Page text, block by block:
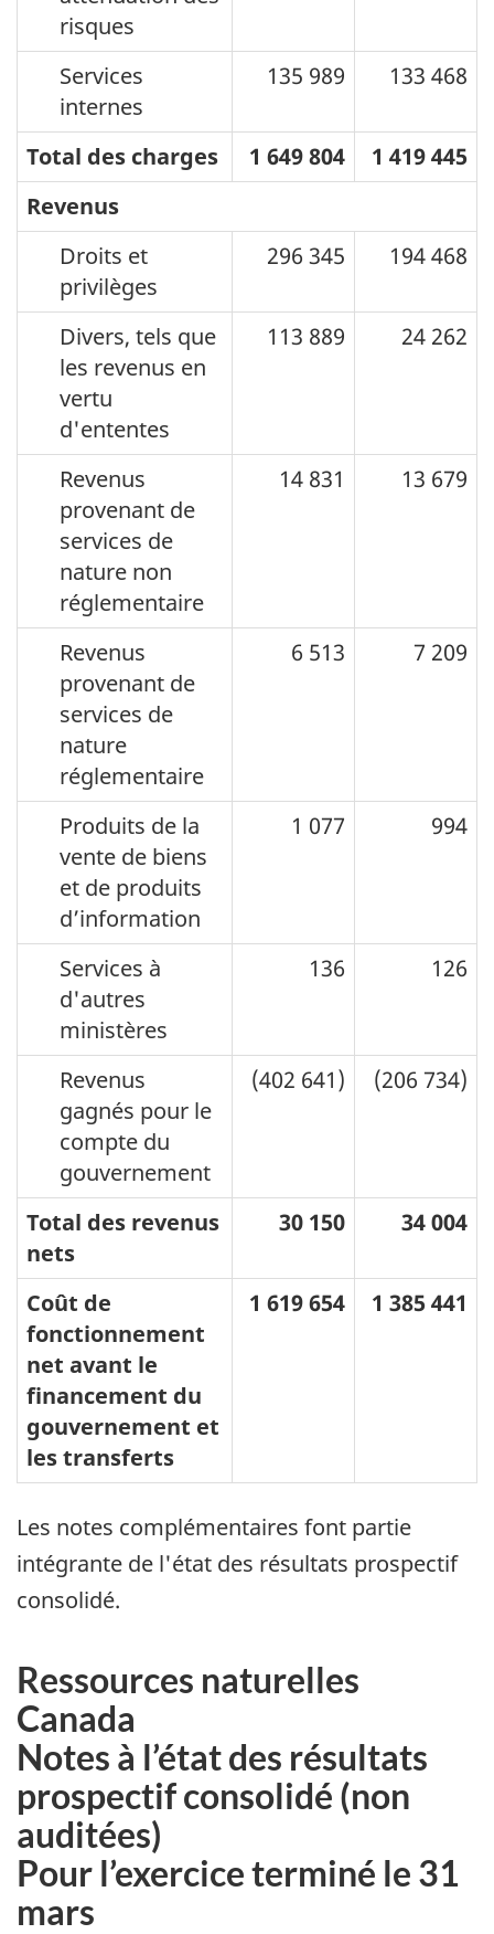
risques
Services
internes
135 989 133 468
Total des charges 1 649 804
1 419 445
Revenus
Droits et
privilèges
296 345 194 468
Divers, tels que
les revenus en
vertu
d'ententes
113 889 24 262
Revenus
provenant de
services de
nature non
réglementaire
14 831 13 679
Revenus
provenant de
services de
nature
réglementaire
6 513 7 209
Produits de la
vente de biens
et de produits
d’information
1 077 994
Services à
d'autres
ministères
136 126
Revenus
gagnés pour le
compte du
gouvernement
(402 641) (206 734)
Total des revenus
nets
30 150 34 004
Coût de
fonctionnement
net avant le
financement du
gouvernement et
les transferts
1 619 654 1 385 441
Les notes complémentaires font partie
intégrante de l'état des résultats prospectif
consolidé.
Ressources naturelles
Canada
Notes à l’état des résultats
prospectif consolidé (non
auditées)
Pour l’exercice terminé le 31
mars